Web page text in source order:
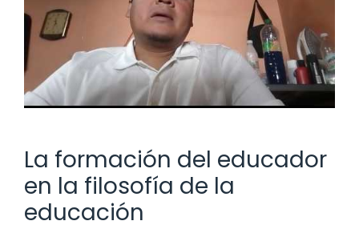
La formación del educador
en la filosofía de la
educación